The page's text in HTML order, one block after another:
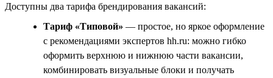
Доступны два тарифа брендирования вакансий:
Тариф «Типовой» — простое, но яркое оформление
с рекомендациями экспертов hh.ru: можно гибко
оформить верхнюю и нижнюю части вакансии,
комбинировать визуальные блоки и получать